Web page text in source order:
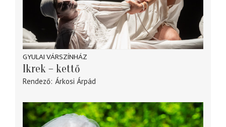
GYULAI VÁRSZÍNHÁZ
Ikrek – kettő
Rendező Árkosi Árpád